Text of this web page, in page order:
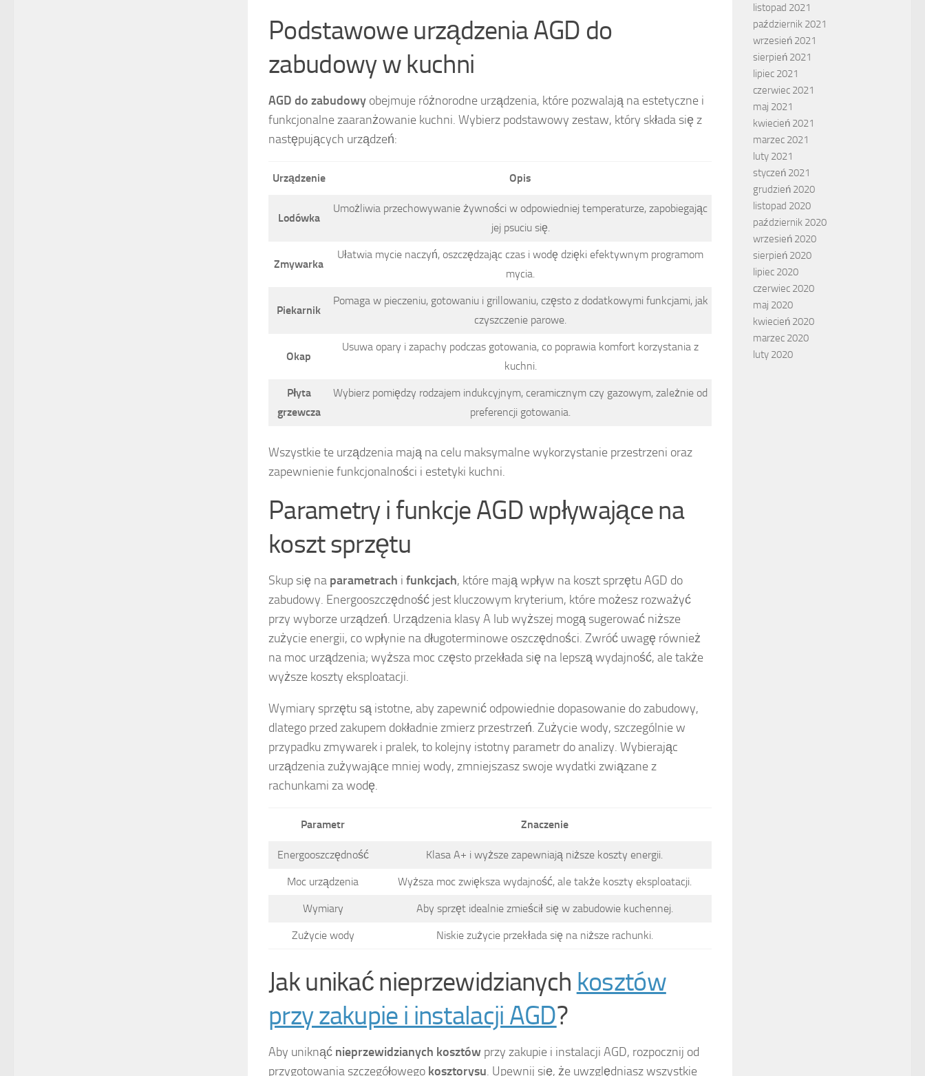
Podstawowe urządzenia AGD do
zabudowy w kuchni
AGD do zabudowy obejmuje różnorodne urządzenia, które pozwalają na estetyczne i
funkcjonalne zaaranżowanie kuchni. Wybierz podstawowy zestaw, który składa się z
następujących urządzeń:
Urządzenie Opis
Lodówka
Umożliwia przechowywanie żywności w odpowiedniej temperaturze, zapobiegając
jej psuciu się.
Zmywarka
Ułatwia mycie naczyń, oszczędzając czas i wodę dzięki efektywnym programom
mycia.
Piekarnik
Pomaga w pieczeniu, gotowaniu i grillowaniu, często z dodatkowymi funkcjami, jak
czyszczenie parowe.
Okap
Usuwa opary i zapachy podczas gotowania, co poprawia komfort korzystania z
kuchni.
Płyta
grzewcza
Wybierz pomiędzy rodzajem indukcyjnym, ceramicznym czy gazowym, zależnie od
preferencji gotowania.
Wszystkie te urządzenia mają na celu maksymalne wykorzystanie przestrzeni oraz
zapewnienie funkcjonalności i estetyki kuchni.
Parametry i funkcje AGD wpływające na
koszt sprzętu
Skup się na parametrach i funkcjach, które mają wpływ na koszt sprzętu AGD do
zabudowy. Energooszczędność jest kluczowym kryterium, które możesz rozważyć
przy wyborze urządzeń. Urządzenia klasy A lub wyższej mogą sugerować niższe
zużycie energii, co wpłynie na długoterminowe oszczędności. Zwróć uwagę również
na moc urządzenia; wyższa moc często przekłada się na lepszą wydajność, ale także
wyższe koszty eksploatacji.
Wymiary sprzętu są istotne, aby zapewnić odpowiednie dopasowanie do zabudowy,
dlatego przed zakupem dokładnie zmierz przestrzeń. Zużycie wody, szczególnie w
przypadku zmywarek i pralek, to kolejny istotny parametr do analizy. Wybierając
urządzenia zużywające mniej wody, zmniejszasz swoje wydatki związane z
rachunkami za wodę.
Parametr Znaczenie
Energooszczędność Klasa A+ i wyższe zapewniają niższe koszty energii.
Moc urządzenia Wyższa moc zwiększa wydajność, ale także koszty eksploatacji.
Wymiary Aby sprzęt idealnie zmieścił się w zabudowie kuchennej.
Zużycie wody Niskie zużycie przekłada się na niższe rachunki.
Jak unikać nieprzewidzianych kosztów
przy zakupie i instalacji AGD?
Aby uniknąć nieprzewidzianych kosztów przy zakupie i instalacji AGD, rozpocznij od
przygotowania szczegółowego kosztorysu. Upewnij się, że uwzględniasz wszystkie
listopad 2021
październik 2021
wrzesień 2021
sierpień 2021
lipiec 2021
czerwiec 2021
maj 2021
kwiecień 2021
marzec 2021
luty 2021
styczeń 2021
grudzień 2020
listopad 2020
październik 2020
wrzesień 2020
sierpień 2020
lipiec 2020
czerwiec 2020
maj 2020
kwiecień 2020
marzec 2020
luty 2020